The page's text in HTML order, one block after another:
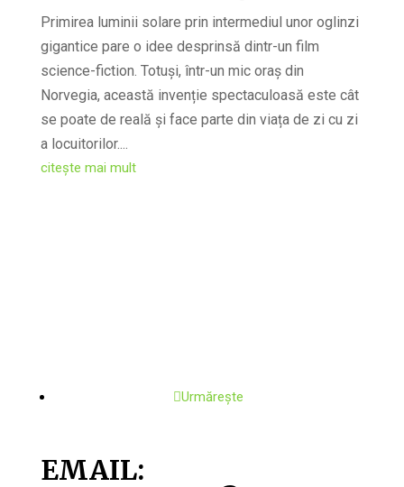
Primirea luminii solare prin intermediul unor oglinzi
gigantice pare o idee desprinsă dintr-un film
science-fiction. Totuși, într-un mic oraș din
Norvegia, această invenție spectaculoasă este cât
se poate de reală și face parte din viața de zi cu zi
a locuitorilor....
citește mai mult
Urmărește
EMAIL: